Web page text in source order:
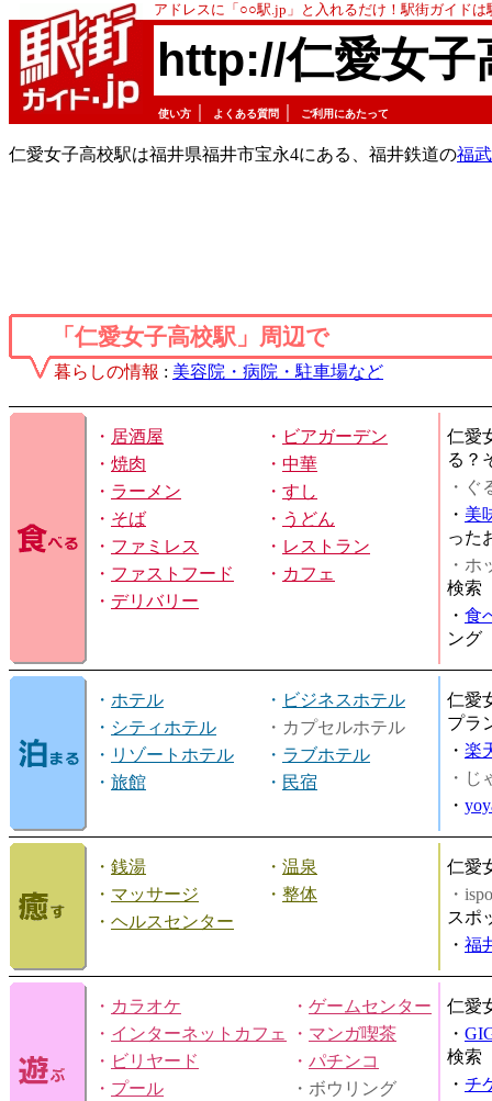
アドレスに「○○駅.jp」と入れるだけ！駅街ガイド
http://仁愛女子
使い方 よくある質問 ご利用にあたって
仁愛女子高校駅は福井県福井市宝永4にある、福井鉄道の福
「仁愛女子高校駅」周辺で
暮らしの情報 : 美容院・病院・駐車場など
・ 居酒屋 ・ ビアガーデン
・ 焼肉 ・ 中華
・ ラーメン ・ すし
・ そば ・ うどん
・ ファミレス ・ レストラン
・ ファストフード ・ カフェ
・ デリバリー
仁愛
る？
・ぐ
・ 美
った
・ホ
検索
・ 食
ング
・ ホテル ・ ビジネスホテル
・ シティホテル
・カプセルホテル
・ リゾートホテル ・ ラブホテル
・ 旅館 ・ 民宿
仁愛
プラ
・ 楽
・じ
・
・ 銭湯 ・ 温泉
・ マッサージ ・ 整体
・ ヘルスセンター
仁愛
・
スポ
・ 福
・ カラオケ ・ ゲームセンター
・ インターネットカフェ ・ マンガ喫茶
・ ビリヤード ・ パチンコ
・ プール ・ボウリング
仁愛
・
検索
・ チ